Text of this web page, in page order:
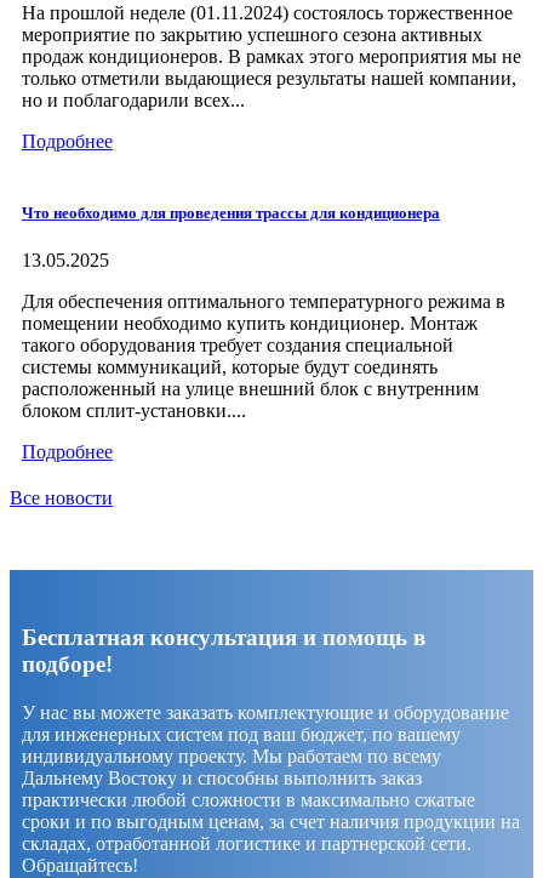
На прошлой неделе (01.11.2024) состоялось торжественное
мероприятие по закрытию успешного сезона активных
продаж кондиционеров. В рамках этого мероприятия мы не
только отметили выдающиеся результаты нашей компании,
но и поблагодарили всех...
Подробнее
Что необходимо для проведения трассы для кондиционера
13.05.2025
Для обеспечения оптимального температурного режима в
помещении необходимо купить кондиционер. Монтаж
такого оборудования требует создания специальной
системы коммуникаций, которые будут соединять
расположенный на улице внешний блок с внутренним
блоком сплит-установки....
Подробнее
Все новости
Бесплатная консультация и помощь в
подборе!
У нас вы можете заказать комплектующие и оборудование
для инженерных систем под ваш бюджет, по вашему
индивидуальному проекту. Мы работаем по всему
Дальнему Востоку и способны выполнить заказ
практически любой сложности в максимально сжатые
сроки и по выгодным ценам, за счет наличия продукции на
складах, отработанной логистике и партнерской сети.
Обращайтесь!